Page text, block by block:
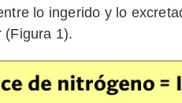
lo ingerido y lo
(Figura 1).